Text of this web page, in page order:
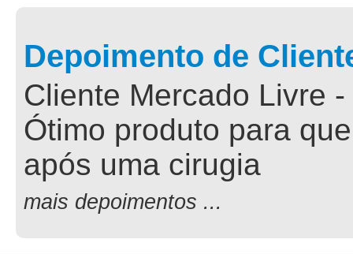
Depoimento de
Cliente Mercado Livre
Ótimo produto para
após uma cirugia
mais depoimentos ...